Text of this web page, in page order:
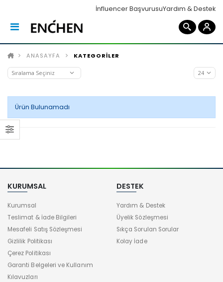
İnfluencer BaşvurusuYardım & Destek
ANASAYFA KATEGORİLER
Ürün Bulunamadı
KURUMSAL
Kurumsal
Teslimat & İade Bilgileri
Mesafeli Satış Sözleşmesi
Gizlilik Politikası
Çerez Politikası
Garanti Belgeleri ve Kullanım
Kılavuzları
DESTEK
Yardım & Destek
Üyelik Sözleşmesi
Sıkça Sorulan Sorular
Kolay İade